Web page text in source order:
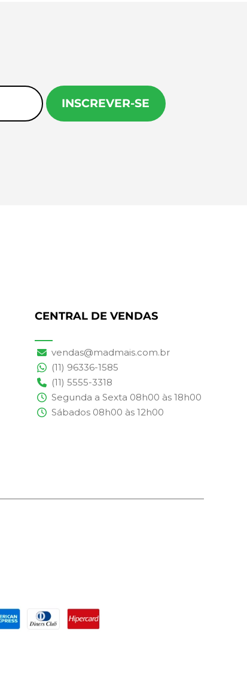
INSCREVER-SE
CENTRAL DE VENDAS
vendas@madmais.com.br
(11) 96336-1585
(11) 5555-3318
Segunda a Sexta 08h00 às 18h00
Sábados 08h00 às 12h00